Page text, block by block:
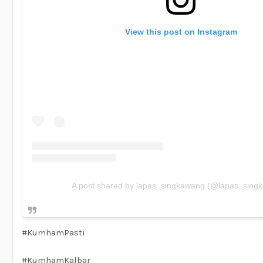
View this post on Instagram
A post shared by lapas_singkawang
#KumhamPasti
#KumhamKalbar